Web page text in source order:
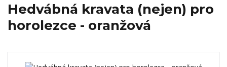
Hedvábná kravata (nejen) pro
horolezce - oranžová